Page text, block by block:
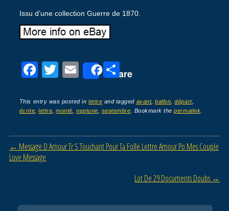
Issu d’une collection Guerre de 1870.
F
c
e
b
o
o
T
tt
er
E
ail
Share
P
ta
g
er
This entry was posted inlettre and tagged avant,ballon ,départ,
écrite ,lettre ,monté ,neptune septembre . Bookmark thepermalink
Post navigation
← Message D Amour Tr S Touchant Pour Ta Folle Lettre Amour Po Mes Couple
Love Message
Lot De 29 Documents Doubs →